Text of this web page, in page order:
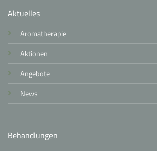
Behandlungen
Aktuelles
Aromatherapie
Aktionen
Angebote
News